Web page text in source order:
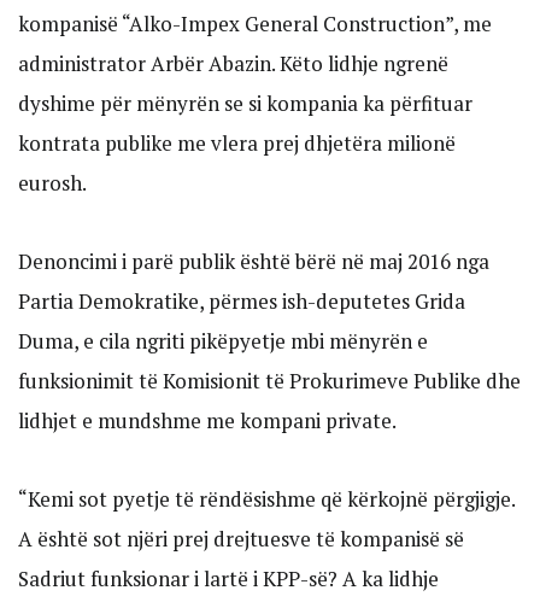
kompanisë “Alko-Impex General Construction”, me
administrator Arbër Abazin. Këto lidhje ngrenë
dyshime për mënyrën se si kompania ka përfituar
kontrata publike me vlera prej dhjetëra milionë
eurosh.
Denoncimi i parë publik është bërë në maj 2016 nga
Partia Demokratike, përmes ish-deputetes Grida
Duma, e cila ngriti pikëpyetje mbi mënyrën e
funksionimit të Komisionit të Prokurimeve Publike dhe
lidhjet e mundshme me kompani private.
“Kemi sot pyetje të rëndësishme që kërkojnë përgjigje.
A është sot njëri prej drejtuesve të kompanisë së
Sadriut funksionar i lartë i KPP-së? A ka lidhje